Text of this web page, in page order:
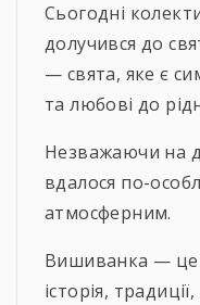
Сьогодні
долучився до
— свята, яке є
та любові до
Незважаючи на
вдалося по-
атмосферним.
Вишиванка — це
історія,